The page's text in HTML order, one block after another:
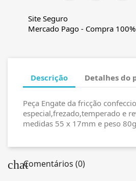
Site Seguro
Mercado Pago - Compra
Descrição Detalhes do
Peça Engate da fricção
especial,frezado,temperado e
medidas 55 x 17mm e peso
chatComentários (0)